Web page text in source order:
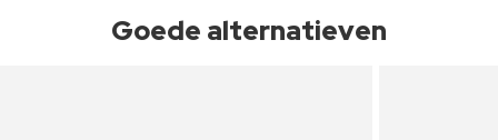
Goede alternatieven